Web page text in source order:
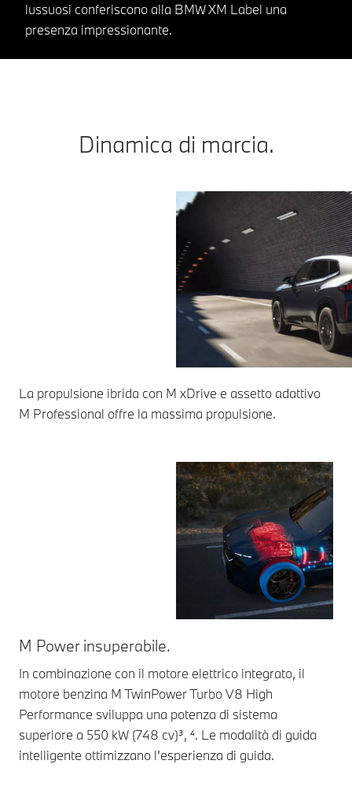
lussuosi conferiscono alla BMW XM Label una
presenza impressionante.
Dinamica di marcia.
La propulsione ibrida con M xDrive e assetto adattivo
M Professional offre la massima propulsione.
M Power insuperabile.
In combinazione con il motore elettrico integrato, il
motore benzina M TwinPower Turbo V8 High
Performance sviluppa una potenza di sistema
superiore a 550 kW (748 cv)³, ⁴. Le modalità di guida
intelligente ottimizzano l’esperienza di guida.